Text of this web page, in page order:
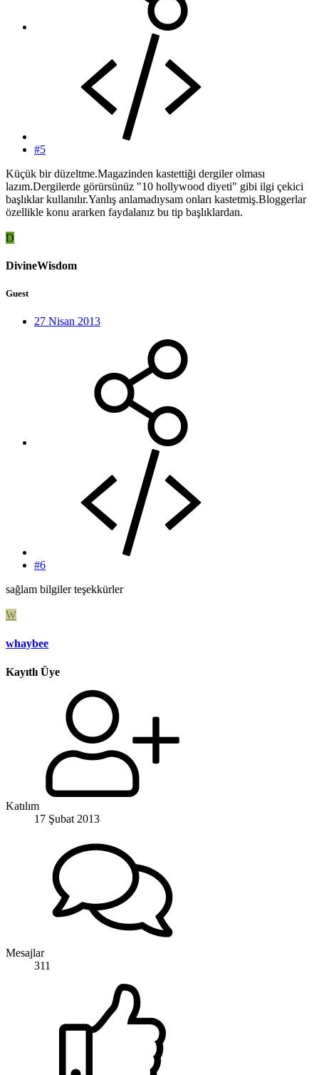
#5
Küçük bir düzeltme.Magazinden kastettiği dergiler olması
lazım.Dergilerde görürsünüz "10 hollywood diyeti" gibi ilgi çekici
başlıklar kullanılır.Yanlış anlamadıysam onları kastetmiş.Bloggerlar
özellikle konu ararken faydalanız bu tip başlıklardan.
D
DivineWisdom
Guest
27 Nisan 2013
#6
sağlam bilgiler teşekkürler
W
whaybee
Kayıtlı Üye
Katılım
17 Şubat 2013
Mesajlar
311